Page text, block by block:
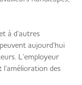
à d’autres
aujourd’hui
L’employeur
des